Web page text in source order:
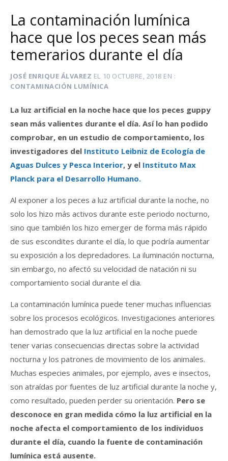
La contaminación lumínica
hace que los peces sean más
temerarios durante el día
JOSÉ ENRIQUE ÁLVAREZ EL 10 OCTUBRE, 2018 EN
CONTAMINACIÓN LUMÍNICA
La luz artificial en la noche hace que los peces guppy
sean más valientes durante el día. Así lo han podido
comprobar, en un estudio de comportamiento, los
investigadores del Instituto Leibniz de Ecología de
Aguas Dulces y Pesca Interior, y el Instituto Max
Planck para el Desarrollo Humano.
Al exponer a los peces a luz artificial durante la noche, no
solo los hizo más activos durante este periodo nocturno,
sino que también los hizo emerger de forma más rápido
de sus escondites durante el día, lo que podría aumentar
su exposición a los depredadores. La iluminación nocturna,
sin embargo, no afectó su velocidad de natación ni su
comportamiento social durante el dia.
La contaminación lumínica puede tener muchas influencias
sobre los procesos ecológicos. Investigaciones anteriores
han demostrado que la luz artificial en la noche puede
tener varias consecuencias directas sobre la actividad
nocturna y los patrones de movimiento de los animales.
Muchas especies animales, por ejemplo, aves e insectos,
son atraídas por fuentes de luz artificial durante la noche y,
como resultado, pueden perder su orientación. Pero se
desconoce en gran medida cómo la luz artificial en la
noche afecta el comportamiento de los individuos
durante el día, cuando la fuente de contaminación
lumínica está ausente.